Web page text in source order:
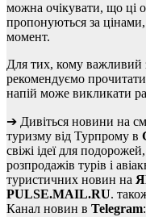
можна очікувати, що ці
пропонуються за
момент.
Для тих, кому важливий
рекомендуємо
напій може викликати
➔ Дивіться новини на
туризму від Турпрому в
свіжі ідеї для
розпродажів турів і
туристичних новин на
PULSE.MAIL.RU.
Канал новин в Telegram